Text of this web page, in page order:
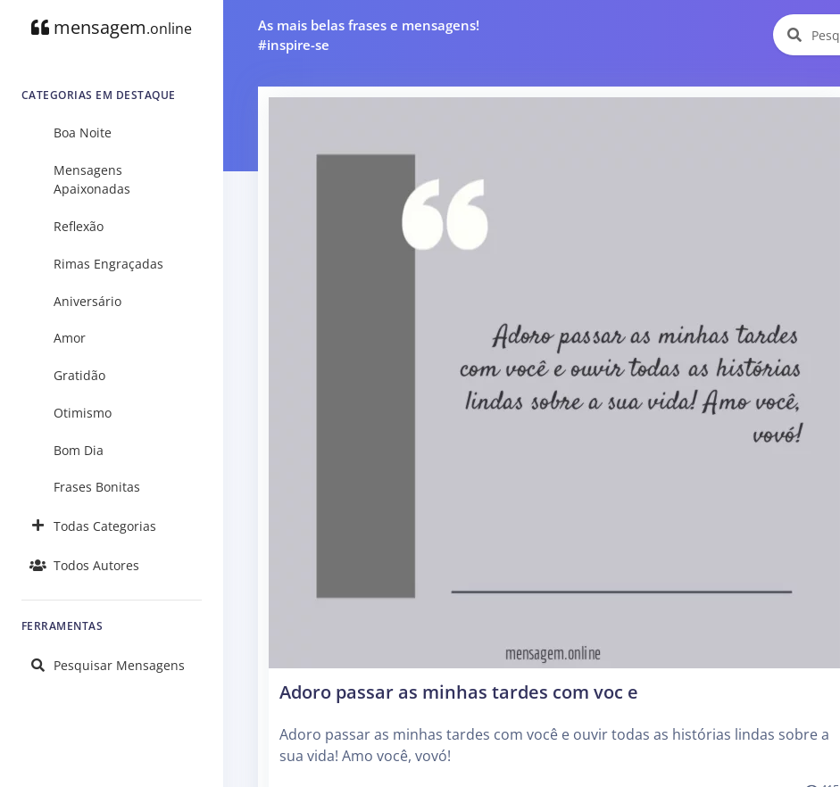
mensagem.online
CATEGORIAS EM DESTAQUE
Boa Noite
Mensagens
Apaixonadas
Reflexão
Rimas Engraçadas
Aniversário
Amor
Gratidão
Otimismo
Bom Dia
Frases Bonitas
Todas Categorias
Todos Autores
FERRAMENTAS
Pesquisar Mensagens
As mais belas frases e mensagens!
#inspire-se
Adoro passar as minhas tardes com voc e
Adoro passar as minhas tardes com você e ouvir todas as histórias lindas sobre a
sua vida! Amo você, vovó!